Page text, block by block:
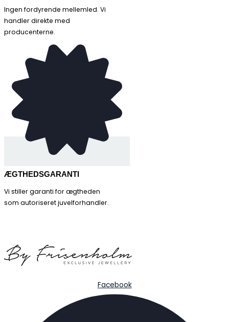
Ingen fordyrende mellemled. Vi
handler direkte med
producenterne.
ÆGTHEDSGARANTI
Vi stiller garanti for ægtheden
som autoriseret juvelforhandler.
Facebook